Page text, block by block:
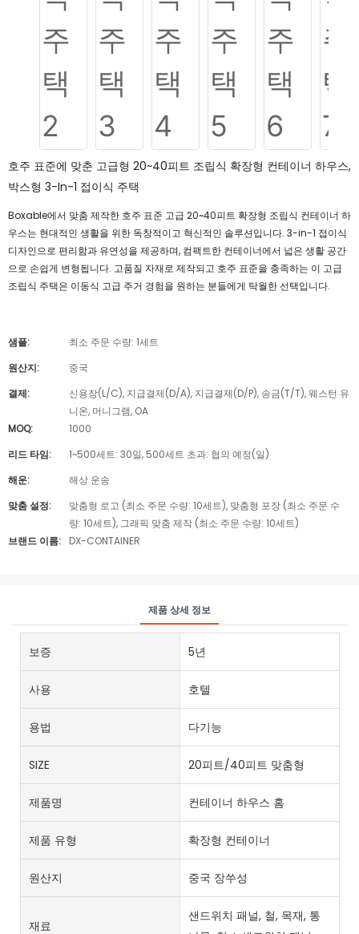
호주 표준에 맞춘 고급형 20~40피트 조립식 확장형 컨테이너 하우스,
박스형 3-In-1 접이식 주택
Boxable에서 맞춤 제작한 호주 표준 고급 20~40피트 확장형 조립식 컨테이너 하
우스는 현대적인 생활을 위한 독창적이고 혁신적인 솔루션입니다. 3-in-1 접이식
디자인으로 편리함과 유연성을 제공하며, 컴팩트한 컨테이너에서 넓은 생활 공간
으로 손쉽게 변형됩니다. 고품질 자재로 제작되고 호주 표준을 충족하는 이 고급
조립식 주택은 이동식 고급 주거 경험을 원하는 분들에게 탁월한 선택입니다.
샘플:
최소 주문 수량: 1세트
원산지:
중국
결제:
신용장(L/C), 지급결제(D/A), 지급결제(D/P), 송금(T/T), 웨스턴 유
니온, 머니그램, OA
MOQ:
1000
리드 타임:
1~500세트: 30일, 500세트 초과: 협의 예정(일)
해운:
해상 운송
맞춤 설정:
맞춤형 로고 (최소 주문 수량: 10세트), 맞춤형 포장 (최소 주문 수
량: 10세트), 그래픽 맞춤 제작 (최소 주문 수량: 10세트)
브랜드 이름:
DX-CONTAINER
제품 상세 정보
보증 5년
사용 호텔
용법 다기능
SIZE 20피트/40피트 맞춤형
제품명 컨테이너 하우스 홈
제품 유형 확장형 컨테이너
원산지 중국 장쑤성
재료
샌드위치 패널, 철, 목재, 통